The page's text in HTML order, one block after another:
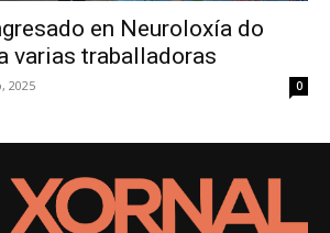
en Neuroloxía do
varias traballadoras
2025 0